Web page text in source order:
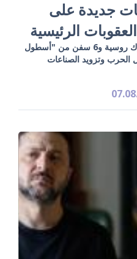
جديدة على
الرئيسية
العقوبات تشمل 19 كياناً بينها 6 بنوك روسية و6 سفن من "أسطول
وتزويد الصناعات